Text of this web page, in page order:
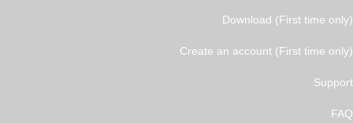
Download (First time only)
Create an account (First time only)
Support
FAQ